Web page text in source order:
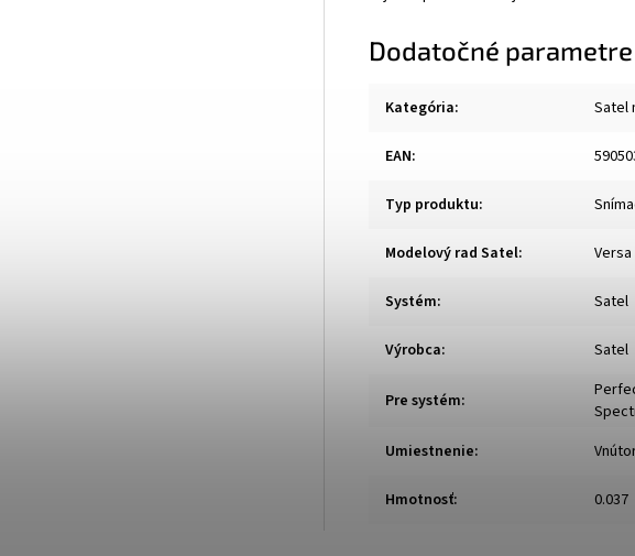
Dodatočné parametre
Kategória: Satel
EAN:
Typ produktu:
Modelový rad Satel:
Systém: Satel
Výrobca: Satel
Pre systém:
Umiestnenie:
Hmotnosť: 0.037